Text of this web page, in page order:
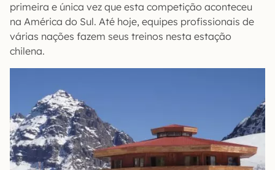
primeira e única vez que esta competição aconteceu
na América do Sul. Até hoje, equipes profissionais de
várias nações fazem seus treinos nesta estação
chilena.